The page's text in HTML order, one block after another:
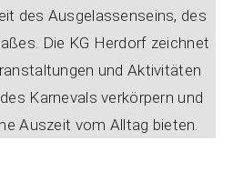
des Ausgelassenseins, des
Die KG Herdorf zeichnet
und Aktivitäten
Karnevals verkörpern und
Auszeit vom Alltag bieten.